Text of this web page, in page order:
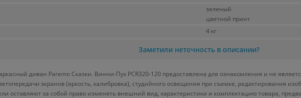
зеленый
цветной принт
4 кг
Заметили неточность в описании?
диван Paremo Сказки. Винни-Пух PCR320-120 предоставлена для ознакомления и не
экранов (яркость, калибровка), студийного освещения при съемке, редактирования
оставляют за собой право изменять внешний вид, характеристики и комплектацию товара,